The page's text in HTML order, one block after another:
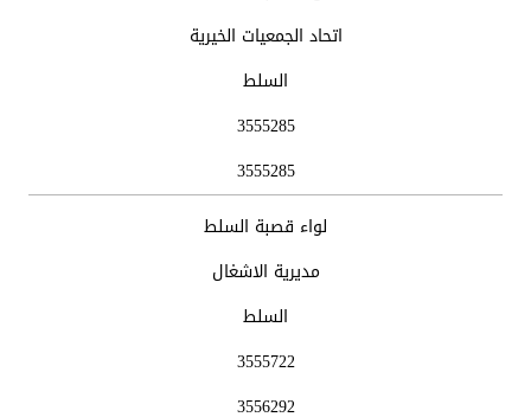
اتحاد الجمعيات الخيرية
السلط
3555285
3555285
لواء قصبة السلط
مديرية الاشغال
السلط
3555722
3556292